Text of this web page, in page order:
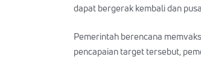
dapat bergerak kembali dan
Pemerintah berencana
pencapaian target tersebut,